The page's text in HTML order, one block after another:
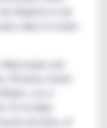
Végétol et de
saine et moins
acquis une
Phoenix, Grand
10 ml déjà